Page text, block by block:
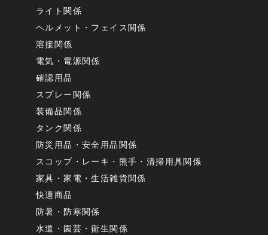
ライト関係
ヘルメット・フェイス関係
溶接関係
電気・電源関係
確認用品
スプレー関係
装備品関係
タンク関係
防災用品・安全用品関係
スコップ・レーキ・熊手・清掃用具関係
家具・家電・生活雑貨関係
快適商品
防暑・防寒関係
水道・園芸・衛生関係